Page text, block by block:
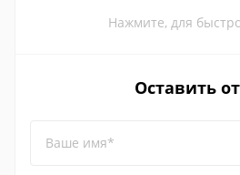
Нажмите, для
Оставить
Ваше имя*